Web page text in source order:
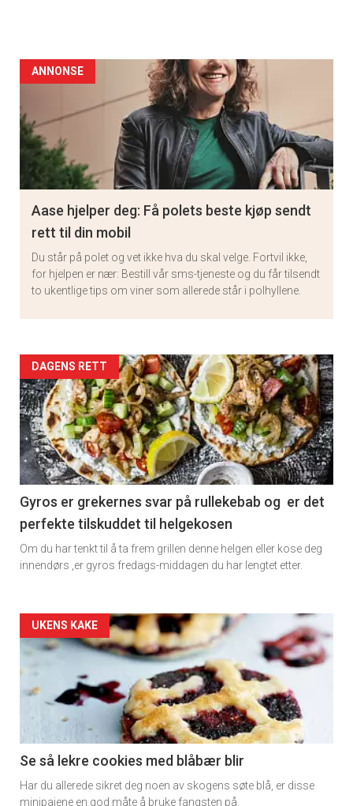
ANNONSE
Aase hjelper deg: Få polets beste kjøp sendt
rett til din mobil
Du står på polet og vet ikke hva du skal velge. Fortvil ikke,
for hjelpen er nær: Bestill vår sms-tjeneste og du får tilsendt
to ukentlige tips om viner som allerede står i polhyllene.
Artikler
detail
-
section
11
DAGENS RETT
Gyros er grekernes svar på rullekebab og er det
perfekte tilskuddet til helgekosen
Om du har tenkt til å ta frem grillen denne helgen eller kose deg
innendørs ,er gyros fredags-middagen du har lengtet etter.
Artikler
detail
-
section
11
Dagens
UKENS KAKE
Se så lekre cookies med blåbær blir
Har du allerede sikret deg noen av skogens søte blå, er disse
minipaiene en god måte å bruke fangsten på.